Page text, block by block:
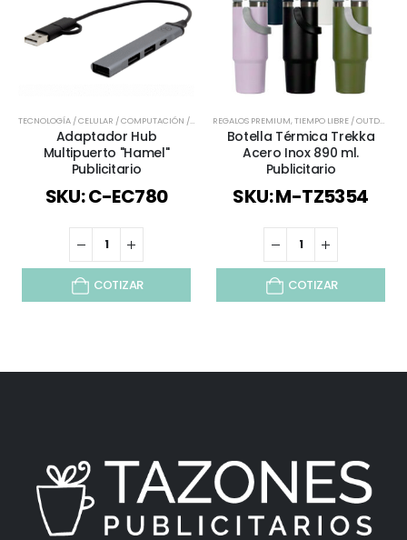
TECNOLOGÍA / CELULAR / COMPUTACIÓN / AUDIO ,TODOS
Adaptador Hub
Multipuerto "Hamel"
Publicitario
SKU: C-EC780
COTIZAR
REGALOS PREMIUM,TIEMPO LIBRE / OUTDOOR
Botella Térmica Trekka
Acero Inox 890 ml.
Publicitario
SKU: M-TZ5354
COTIZAR